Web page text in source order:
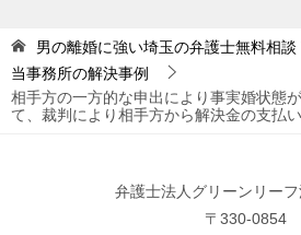
男の離婚に強い埼玉の弁護士無料相談
当事務所の解決事例
相手方の一方的な申出により事実婚状態
て、裁判により相手方から解決金の支払
弁護士法人グリーンリー
〒330-0854